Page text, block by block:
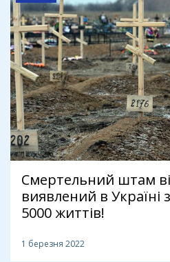
Смертельний штам
виявлений в Україні
5000 життів!
1 березня 2022